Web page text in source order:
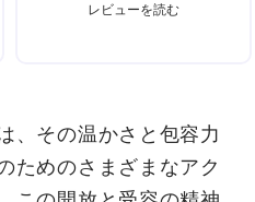
レビューを読む
、その温かさと包容力
ためのさまざまなアク